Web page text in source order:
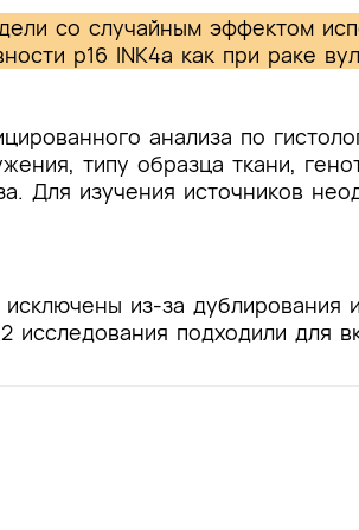
со случайным эффектом
p16 INK4a как при раке
анализа по
типу образца ткани,
Для изучения источников
из-за дублирования
исследования подходили для